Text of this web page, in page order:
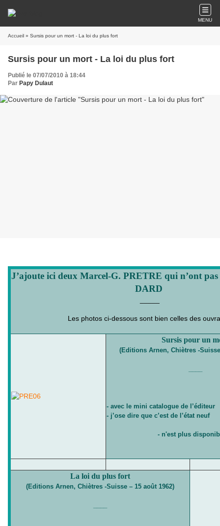
MENU
Accueil » Sursis pour un mort - La loi du plus fort
Sursis pour un mort - La loi du plus fort
Publié le 07/07/2010 à 18:44
Par Papy Dulaut
J’ajoute ici deux Marcel-G. PRETRE qui n’ont pas
DARD
Les photos ci-dessous sont bien celles des
Sursis pour un
(Editions Arnen, Chiètres -
- avec le mini catalogue de l’éditeur
- j’ose dire que c’est de l’état neuf
- n'est plus
La loi du plus fort
(Editions Arnen, Chiètres -Suisse – 15 août 1962)